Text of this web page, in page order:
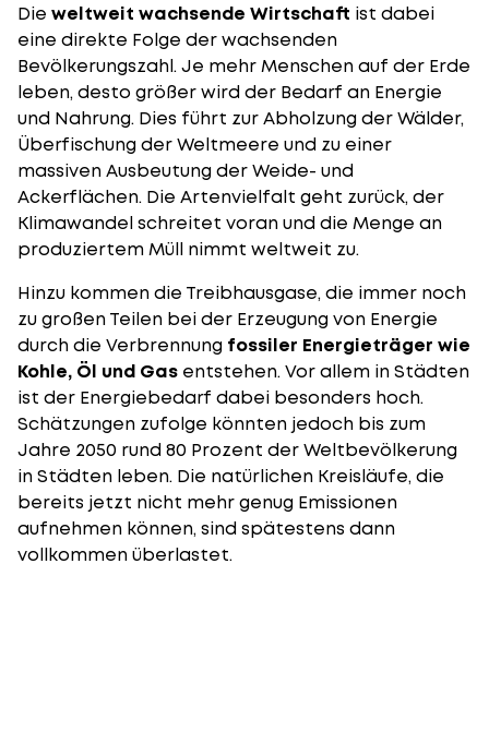
Die weltweit wachsende Wirtschaft ist dabei
eine direkte Folge der wachsenden
Bevölkerungszahl. Je mehr Menschen auf der Erde
leben, desto größer wird der Bedarf an Energie
und Nahrung. Dies führt zur Abholzung der Wälder,
Überfischung der Weltmeere und zu einer
massiven Ausbeutung der Weide- und
Ackerflächen. Die Artenvielfalt geht zurück, der
Klimawandel schreitet voran und die Menge an
produziertem Müll nimmt weltweit zu.
Hinzu kommen die Treibhausgase, die immer noch
zu großen Teilen bei der Erzeugung von Energie
durch die Verbrennung fossiler Energieträger wie
Kohle, Öl und Gas entstehen. Vor allem in Städten
ist der Energiebedarf dabei besonders hoch.
Schätzungen zufolge könnten jedoch bis zum
Jahre 2050 rund 80 Prozent der Weltbevölkerung
in Städten leben. Die natürlichen Kreisläufe, die
bereits jetzt nicht mehr genug Emissionen
aufnehmen können, sind spätestens dann
vollkommen überlastet.